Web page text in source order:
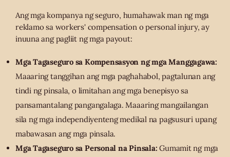
Ang mga kompanya ng seguro, humahawak man ng mga
reklamo sa workers' compensation o personal injury, ay
inuuna ang pagliit ng mga payout:
Mga Tagaseguro sa Kompensasyon ng mga Manggagawa:
Maaaring tanggihan ang mga paghahabol, pagtalunan ang
tindi ng pinsala, o limitahan ang mga benepisyo sa
pansamantalang pangangalaga. Maaaring mangailangan
sila ng mga independiyenteng medikal na pagsusuri upang
mabawasan ang mga pinsala.
Mga Tagaseguro sa Personal na Pinsala: Gumamit ng mga